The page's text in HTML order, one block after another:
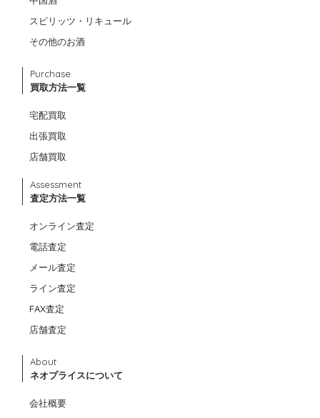
スピリッツ・リキュール
その他のお酒
Purchase
買取方法一覧
宅配買取
出張買取
店舗買取
Assessment
査定方法一覧
オンライン査定
電話査定
メール査定
ライン査定
FAX査定
店舗査定
About
ネオプライスについて
会社概要